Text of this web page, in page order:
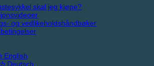
skal jeg kjøpe?
og vedlikeholdshåndbøker
English
Deutsch